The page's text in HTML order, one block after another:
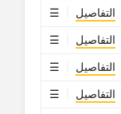
التفاصيل
التفاصيل
التفاصيل
التفاصيل